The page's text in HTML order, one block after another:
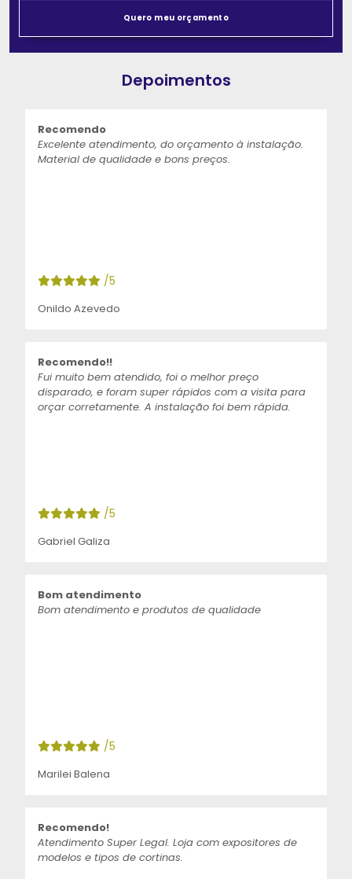
Quero meu orçamento
Depoimentos
Recomendo
Excelente atendimento, do orçamento à instalação.
Material de qualidade e bons preços.
/5
Onildo Azevedo
Recomendo!!
Fui muito bem atendido, foi o melhor preço
disparado, e foram super rápidos com a visita para
orçar corretamente. A instalação foi bem rápida.
/5
Gabriel Galiza
Bom atendimento
Bom atendimento e produtos de qualidade
/5
Marilei Balena
Recomendo!
Atendimento Super Legal. Loja com expositores de
modelos e tipos de cortinas.